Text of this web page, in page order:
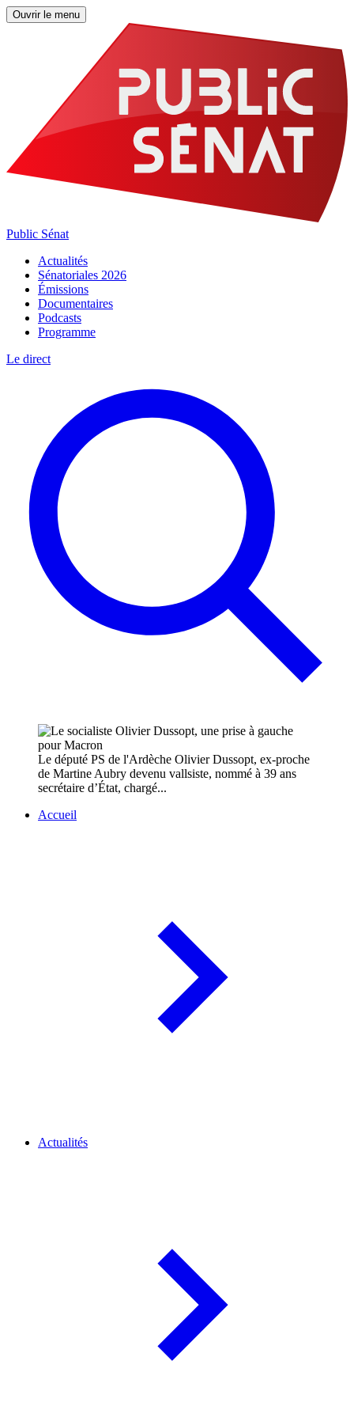
Ouvrir le menu
Public Sénat
Actualités
Sénatoriales 2026
Émissions
Documentaires
Podcasts
Programme
Le direct
Le député PS de l'Ardèche Olivier Dussopt, ex-proche
de Martine Aubry devenu vallsiste, nommé à 39 ans
secrétaire d’État, chargé...
Accueil
Actualités